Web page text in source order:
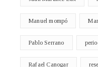
Manuel mompó
Pablo Serrano
Rafael Canogar